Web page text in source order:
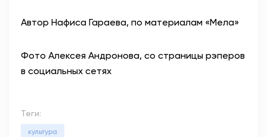
Автор Нафиса Гараева, по материалам «Мела»
Фото Алексея Андронова, со страницы рэперов
в социальных сетях
Теги:
культура